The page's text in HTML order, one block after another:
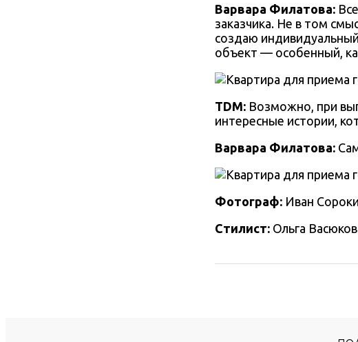
Варвара Филатова:
заказчика. Не в том
создаю
объект — особенный,
TDM: Возможно, при
интересные истории,
Варвара Филатова:
Фотограф: Иван
Стилист: Ольга